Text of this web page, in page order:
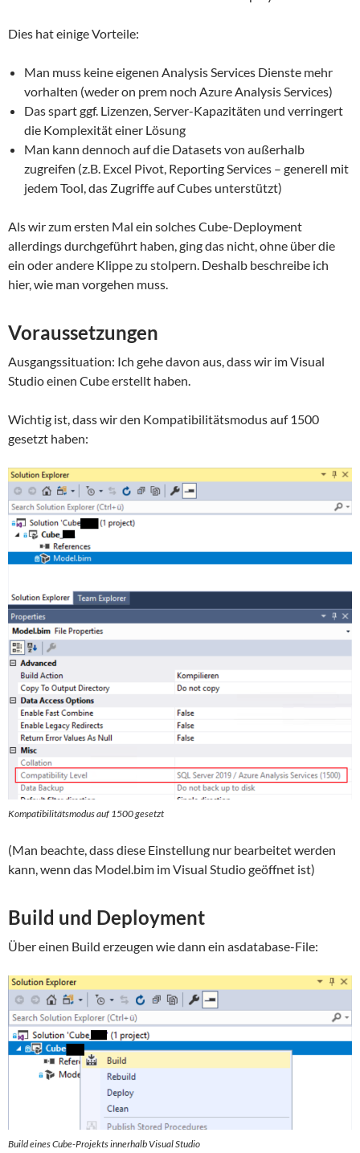
Dies hat einige Vorteile:
Man muss keine eigenen Analysis Services Dienste mehr
vorhalten (weder on prem noch Azure Analysis Services)
Das spart ggf. Lizenzen, Server-Kapazitäten und verringert
die Komplexität einer Lösung
Man kann dennoch auf die Datasets von außerhalb
zugreifen (z.B. Excel Pivot, Reporting Services – generell mit
jedem Tool, das Zugriffe auf Cubes unterstützt)
Als wir zum ersten Mal ein solches Cube-Deployment
allerdings durchgeführt haben, ging das nicht, ohne über die
ein oder andere Klippe zu stolpern. Deshalb beschreibe ich
hier, wie man vorgehen muss.
Voraussetzungen
Ausgangssituation: Ich gehe davon aus, dass wir im Visual
Studio einen Cube erstellt haben.
Wichtig ist, dass wir den Kompatibilitätsmodus auf 1500
gesetzt haben:
Kompatibilitätsmodus auf 1500 gesetzt
(Man beachte, dass diese Einstellung nur bearbeitet werden
kann, wenn das Model.bim im Visual Studio geöffnet ist)
Build und Deployment
Über einen Build erzeugen wie dann ein asdatabase-File:
Build eines Cube-Projekts innerhalb Visual Studio